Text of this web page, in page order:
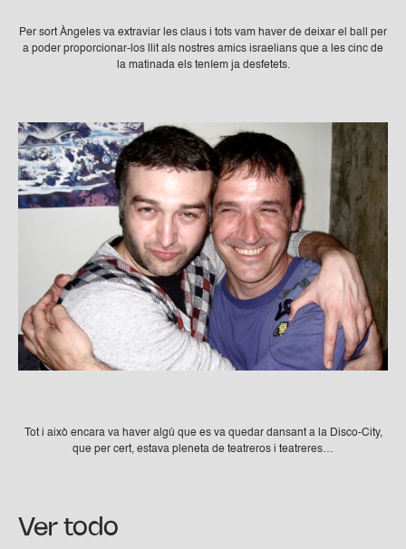
Ver todo
Per sort Àngeles va extraviar les claus i tots vam haver de deixar el ball per
a poder proporcionar-los llit als nostres amics israelians que a les cinc de
la matinada els teníem ja desfetets.
Tot i això encara va haver algú que es va quedar dansant a la Disco-City,
que per cert, estava pleneta de teatreros i teatreres…